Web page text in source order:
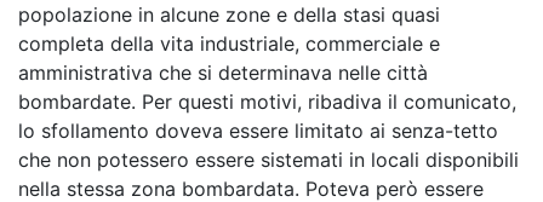
popolazione in alcune zone e della stasi quasi
completa della vita industriale, commerciale e
amministrativa che si determinava nelle città
bombardate. Per questi motivi, ribadiva il comunicato,
lo sfollamento doveva essere limitato ai senza-tetto
che non potessero essere sistemati in locali disponibili
nella stessa zona bombardata. Poteva però essere